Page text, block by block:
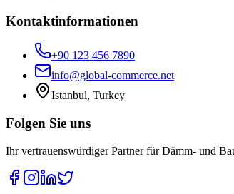
Kontaktinformationen
+90 123 456 7890
info@global-commerce.net
Istanbul, Turkey
Folgen Sie uns
Ihr vertrauenswürdiger Partner für Dämm- und